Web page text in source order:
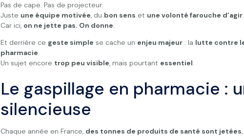
Pas de cape. Pas de projecteur.
Juste une équipe motivée, du bon sens et une volonté farouche d’agir.
Car ici, on ne jette pas. On donne.
Et derrière ce geste simple se cache un enjeu majeur : la lutte contre
pharmacie.
Un sujet encore trop peu visible, mais pourtant essentiel.
Le gaspillage en pharmacie :
silencieuse
Chaque année en France, des tonnes de produits de santé sont jetées